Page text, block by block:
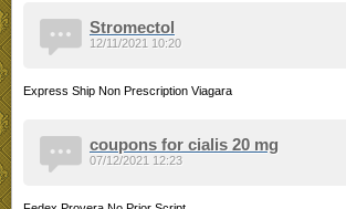
Stromectol
Express Ship Non Prescription Viagara
12/11/2021 10:20
coupons for cialis 20 mg
07/12/2021 12:23